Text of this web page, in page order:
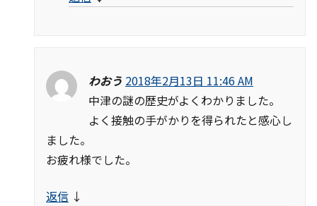
わおう 2018年2月13日 11:46 AM
中津の謎の歴史がよくわかりました。
よく接触の手がかりを得られたと感心し
ました。
お疲れ様でした。
返信 ↓